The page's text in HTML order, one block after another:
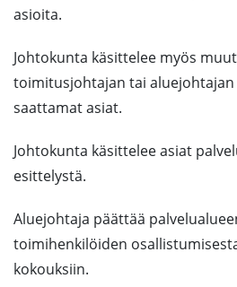
asioita.
Johtokunta käsittelee myös
toimitusjohtajan tai aluejohtajan
saattamat asiat.
Johtokunta käsittelee asiat
esittelystä.
Aluejohtaja päättää
toimihenkilöiden
kokouksiin.